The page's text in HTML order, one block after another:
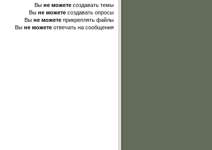
Вы не можетесоздавать темы
Вы не можетесоздавать опросы
Вы не можетеприкреплять файлы
Вы не можетеотвечать на сообщения